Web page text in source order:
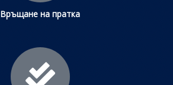
Връщане на пратка